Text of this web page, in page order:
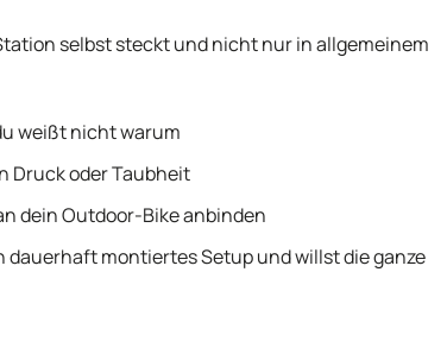
selbst steckt und nicht nur in allgemeinem
weißt nicht warum
Druck oder Taubheit
dein Outdoor-Bike anbinden
montiertes Setup und willst die ganze